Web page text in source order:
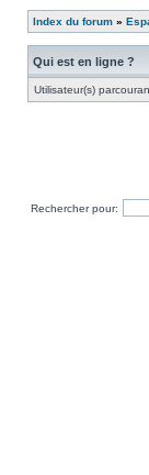
Index du forum »
Qui est en ligne ?
Utilisateur(s)
Rechercher pour: